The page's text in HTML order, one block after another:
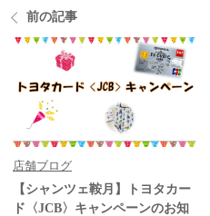
前の記事
店舗ブログ
【シャンツェ鞍月】トヨタカー
ド〈JCB〉キャンペーンのお知